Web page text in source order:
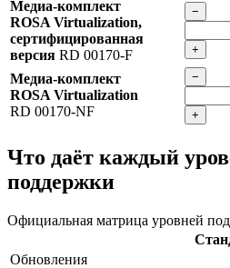
Медиа-комплект
ROSA Virtualization,
сертифицированная
версия RD 00170-F
−
+
Медиа-комплект
ROSA Virtualization
RD 00170-NF
−
+
Что даёт каждый
поддержки
Официальная матрица уровней
Обновления